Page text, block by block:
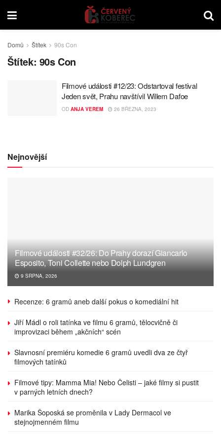
Domů Štítek 90s Con
Štítek: 90s Con
Filmové události #12/23: Odstartoval festival
Jeden svět, Prahu navštívil Willem Dafoe
OD ANJA VEREM 26 BŘEZNA, 2023
Nejnovější
Filmové události #32/26: Do Prahy dorazí Giancarlo
Esposito, Toni Collette nebo Dolph Lundgren
9 SRPNA, 2026
Recenze: 6 gramů aneb další pokus o komediální hit
Jiří Mádl o roli tatínka ve filmu 6 gramů, tělocvičně či
improvizaci během „akčních“ scén
Slavnosní premiéru komedie 6 gramů uvedli dva ze čtyř
filmových tatínků
Filmové tipy: Mamma Mia! Nebo Čelisti – jaké filmy si pustit
v parných letních dnech?
Marika Šoposká se proměnila v Lady Dermacol ve
stejnojmenném filmu